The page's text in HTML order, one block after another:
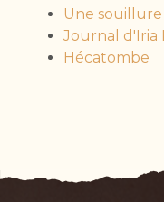
Une
Journal d'Iria
Hécatombe